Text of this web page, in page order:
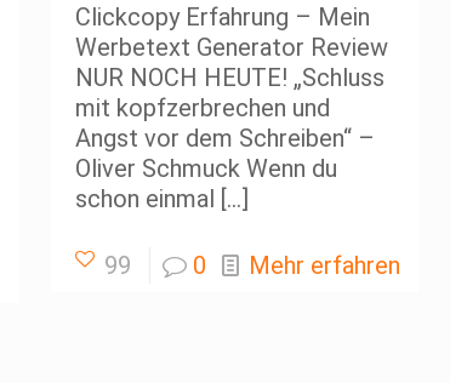
Clickcopy Erfahrung – Mein
Werbetext Generator Review
NUR NOCH HEUTE! „Schluss
mit kopfzerbrechen und
Angst vor dem Schreiben“ –
Oliver Schmuck Wenn du
schon einmal […]
99 0 Mehr erfahren